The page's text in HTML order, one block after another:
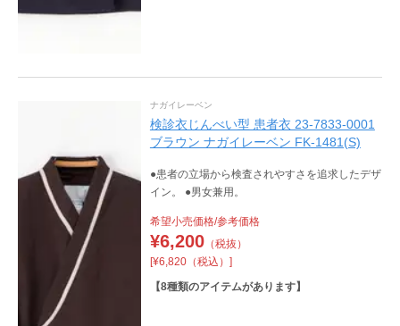
ナガイレーベン
検診衣じんべい型 患者衣 23-7833-0001
ブラウン ナガイレーベン FK-1481(S)
●患者の立場から検査されやすさを追求したデザ
イン。 ●男女兼用。
希望小売価格/参考価格
¥6,200（税抜）
[¥6,820（税込）]
【8種類のアイテムがあります】